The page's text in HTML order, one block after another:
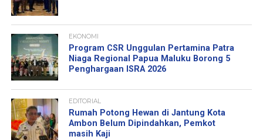
EKONOMI
Program CSR Unggulan Pertamina Patra
Niaga Regional Papua Maluku Borong 5
Penghargaan ISRA 2026
EDITORIAL
Rumah Potong Hewan di Jantung Kota
Ambon Belum Dipindahkan, Pemkot
masih Kaji